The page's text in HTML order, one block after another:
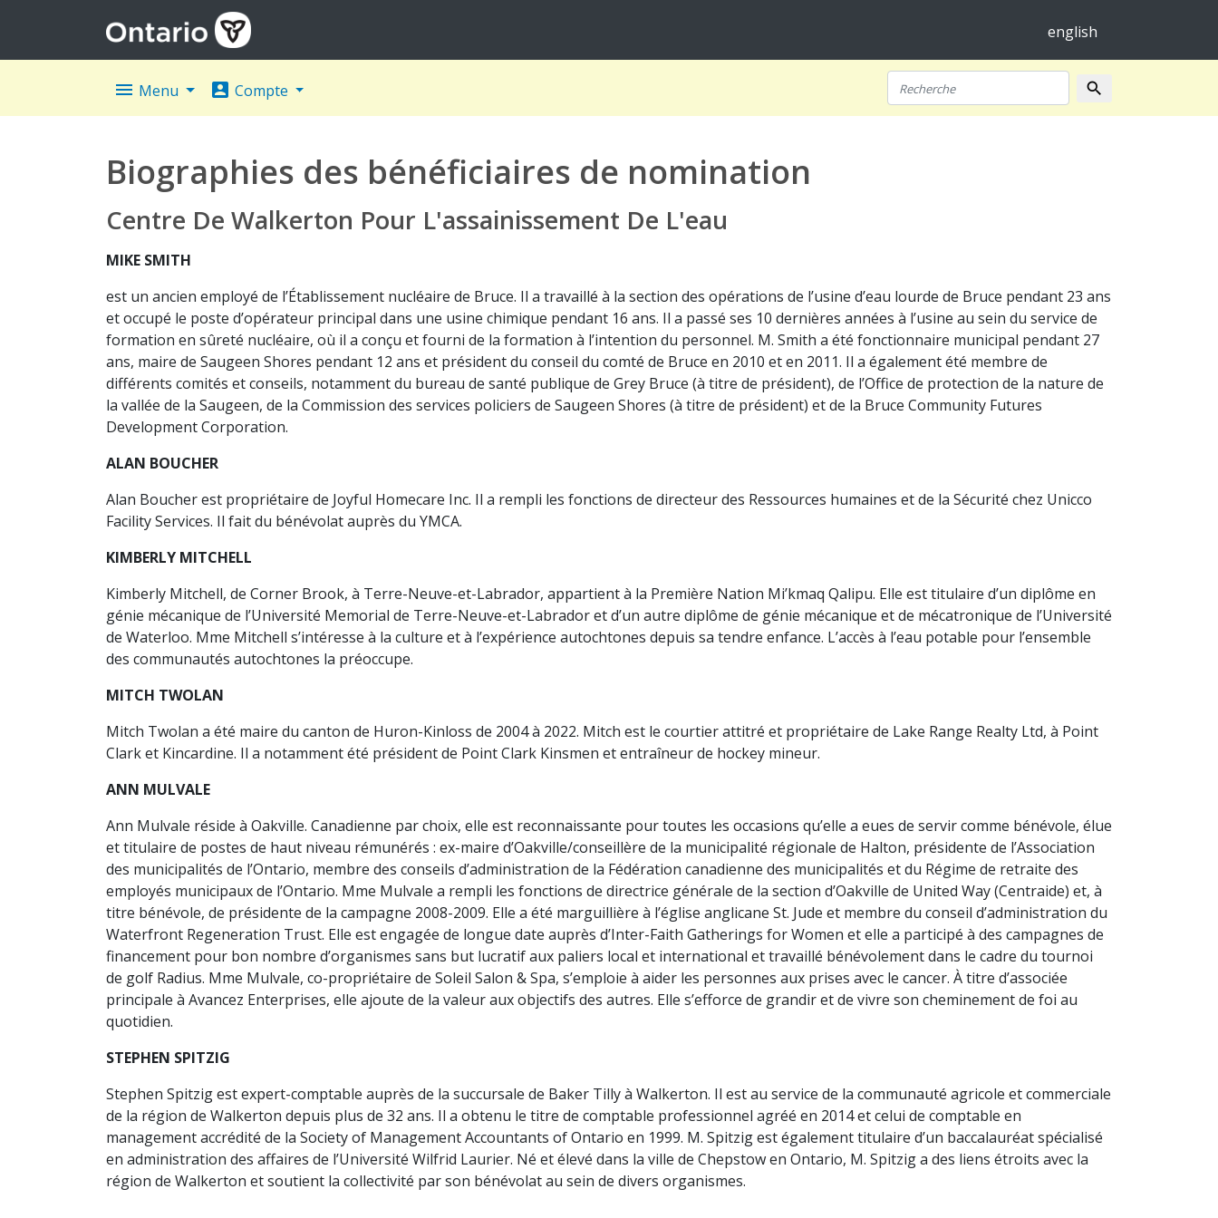
english
menu Menu account_box Compte search
Biographies des bénéficiaires de nomination
Centre De Walkerton Pour L'assainissement De L'eau
MIKE SMITH
est un ancien employé de l’Établissement nucléaire de Bruce. Il a travaillé à la section des opérations de l’usine d’eau lourde de Bruce pendant 23 ans
et occupé le poste d’opérateur principal dans une usine chimique pendant 16 ans. Il a passé ses 10 dernières années à l’usine au sein du service de
formation en sûreté nucléaire, où il a conçu et fourni de la formation à l’intention du personnel. M. Smith a été fonctionnaire municipal pendant 27
ans, maire de Saugeen Shores pendant 12 ans et président du conseil du comté de Bruce en 2010 et en 2011. Il a également été membre de
différents comités et conseils, notamment du bureau de santé publique de Grey Bruce (à titre de président), de l’Office de protection de la nature de
la vallée de la Saugeen, de la Commission des services policiers de Saugeen Shores (à titre de président) et de la Bruce Community Futures
Development Corporation.
ALAN BOUCHER
Alan Boucher est propriétaire de Joyful Homecare Inc. Il a rempli les fonctions de directeur des Ressources humaines et de la Sécurité chez Unicco
Facility Services. Il fait du bénévolat auprès du YMCA.
KIMBERLY MITCHELL
Kimberly Mitchell, de Corner Brook, à Terre-Neuve-et-Labrador, appartient à la Première Nation Mi’kmaq Qalipu. Elle est titulaire d’un diplôme en
génie mécanique de l’Université Memorial de Terre-Neuve-et-Labrador et d’un autre diplôme de génie mécanique et de mécatronique de l’Université
de Waterloo. Mme Mitchell s’intéresse à la culture et à l’expérience autochtones depuis sa tendre enfance. L’accès à l’eau potable pour l’ensemble
des communautés autochtones la préoccupe.
MITCH TWOLAN
Mitch Twolan a été maire du canton de Huron-Kinloss de 2004 à 2022. Mitch est le courtier attitré et propriétaire de Lake Range Realty Ltd, à Point
Clark et Kincardine. Il a notamment été président de Point Clark Kinsmen et entraîneur de hockey mineur.
ANN MULVALE
Ann Mulvale réside à Oakville. Canadienne par choix, elle est reconnaissante pour toutes les occasions qu’elle a eues de servir comme bénévole, élue
et titulaire de postes de haut niveau rémunérés : ex-maire d’Oakville/conseillère de la municipalité régionale de Halton, présidente de l’Association
des municipalités de l’Ontario, membre des conseils d’administration de la Fédération canadienne des municipalités et du Régime de retraite des
employés municipaux de l’Ontario. Mme Mulvale a rempli les fonctions de directrice générale de la section d’Oakville de United Way (Centraide) et, à
titre bénévole, de présidente de la campagne 2008-2009. Elle a été marguillière à l’église anglicane St. Jude et membre du conseil d’administration du
Waterfront Regeneration Trust. Elle est engagée de longue date auprès d’Inter-Faith Gatherings for Women et elle a participé à des campagnes de
financement pour bon nombre d’organismes sans but lucratif aux paliers local et international et travaillé bénévolement dans le cadre du tournoi
de golf Radius. Mme Mulvale, co-propriétaire de Soleil Salon & Spa, s’emploie à aider les personnes aux prises avec le cancer. À titre d’associée
principale à Avancez Enterprises, elle ajoute de la valeur aux objectifs des autres. Elle s’efforce de grandir et de vivre son cheminement de foi au
quotidien.
STEPHEN SPITZIG
Stephen Spitzig est expert-comptable auprès de la succursale de Baker Tilly à Walkerton. Il est au service de la communauté agricole et commerciale
de la région de Walkerton depuis plus de 32 ans. Il a obtenu le titre de comptable professionnel agréé en 2014 et celui de comptable en
management accrédité de la Society of Management Accountants of Ontario en 1999. M. Spitzig est également titulaire d’un baccalauréat spécialisé
en administration des affaires de l’Université Wilfrid Laurier. Né et élevé dans la ville de Chepstow en Ontario, M. Spitzig a des liens étroits avec la
région de Walkerton et soutient la collectivité par son bénévolat au sein de divers organismes.